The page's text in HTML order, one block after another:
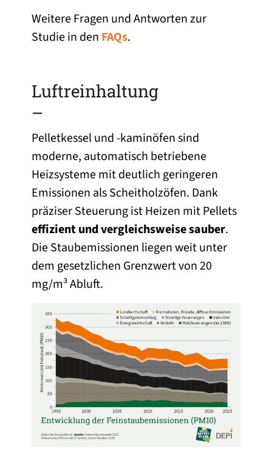
Weitere Fragen und Antworten zur
Studie in den FAQs.
Luftreinhaltung
–
Pelletkessel und -kaminöfen sind
moderne, automatisch betriebene
Heizsysteme mit deutlich geringeren
Emissionen als Scheitholzöfen. Dank
präziser Steuerung ist Heizen mit Pellets
effizient und vergleichsweise sauber.
Die Staubemissionen liegen weit unter
dem gesetzlichen Grenzwert von 20
mg/m³ Abluft.